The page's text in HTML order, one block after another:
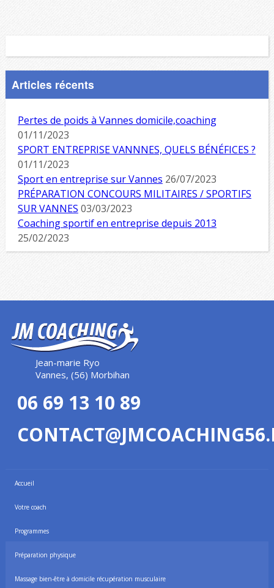
Articles récents
Pertes de poids à Vannes domicile,coaching
01/11/2023
SPORT ENTREPRISE VANNNES, QUELS BÉNÉFICES ?
01/11/2023
Sport en entreprise sur Vannes 26/07/2023
PRÉPARATION CONCOURS MILITAIRES / SPORTIFS
SUR VANNES 03/03/2023
Coaching sportif en entreprise depuis 2013
25/02/2023
Jean-marie Ryo
Vannes, (56) Morbihan
06 69 13 10 89
Accueil
Votre coach
Programmes
Préparation physique
Massage bien-être à domicile récupération musculaire